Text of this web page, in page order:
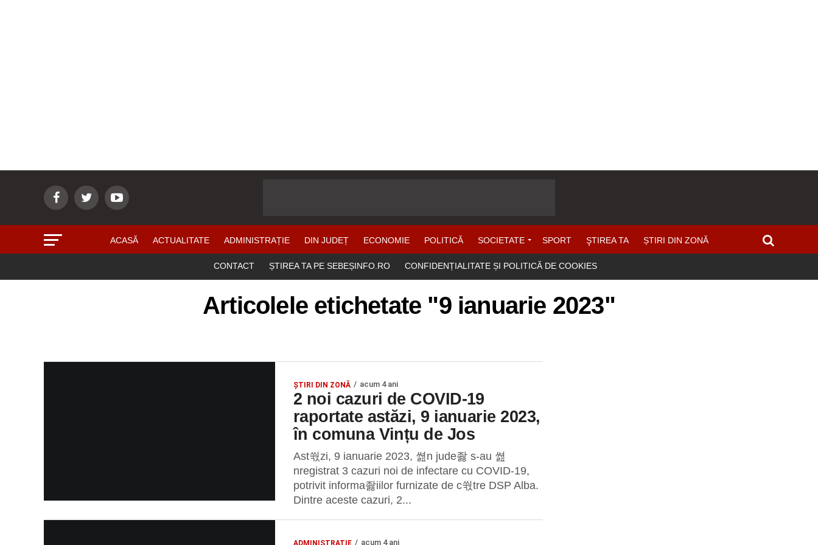
ACASĂ ACTUALITATE ADMINISTRAȚIE DIN JUDEȚ ECONOMIE POLITICĂ SOCIETATE SPORT ŞTIREA TA ȘTIRI DIN ZONĂ
CONTACT ȘTIREA TA PE SEBEȘINFO.RO CONFIDENȚIALITATE ȘI POLITICĂ DE COOKIES
Articolele etichetate "9 ianuarie 2023"
ȘTIRI DIN ZONĂ acum 4 ani
2 noi cazuri de COVID-19
raportate astăzi, 9 ianuarie 2023,
în comuna Vințu de Jos
Ast쒃zi, 9 ianuarie 2023, 쎮n jude좛 s-au 쎮
nregistrat 3 cazuri noi de infectare cu COVID-19,
potrivit informa좛iilor furnizate de c쒃tre DSP Alba.
Dintre aceste cazuri, 2...
ADMINISTRAȚIE acum 4 ani